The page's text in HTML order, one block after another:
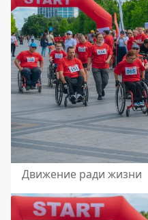
Движение ради жизни